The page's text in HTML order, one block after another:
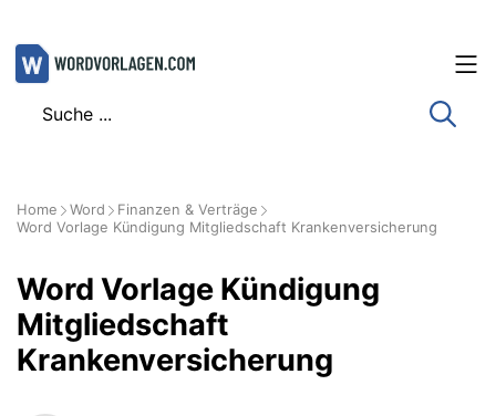
Zum
Inhalt
Home Word
Finanzen & Verträge
Word Vorlage Kündigung Mitgliedschaft Krankenversicherung
Word Vorlage Kündigung
Mitgliedschaft
Krankenversicherung